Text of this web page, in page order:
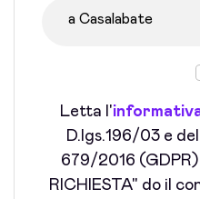
Letta l'
D.lgs.196/03 e
679/2016
RICHIESTA" do il